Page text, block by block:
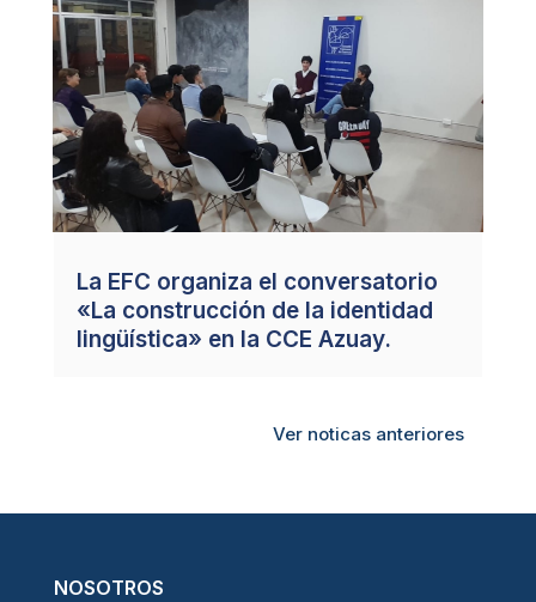
La EFC organiza el conversatorio
«La construcción de la identidad
lingüística» en la CCE Azuay.
Ver noticas anteriores
NOSOTROS